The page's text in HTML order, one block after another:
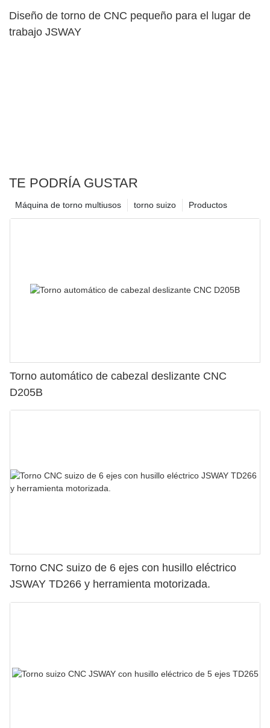
Diseño de torno de CNC pequeño para el lugar de
trabajo JSWAY
TE PODRÍA GUSTAR
Productos
torno suizo
Máquina de torno multiusos
Torno automático de cabezal deslizante CNC
D205B
Torno CNC suizo de 6 ejes con husillo eléctrico
JSWAY TD266 y herramienta motorizada.